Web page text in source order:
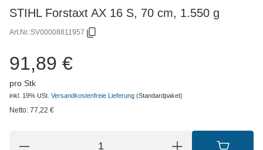
STIHL Forstaxt AX 16 S, 70 cm, 1.550 g
Art.Nr.:SV00008811957
91,89 €
pro Stk
inkl. 19% USt. Versandkostenfreie Lieferung (Standardpaket)
Netto: 77,22 €